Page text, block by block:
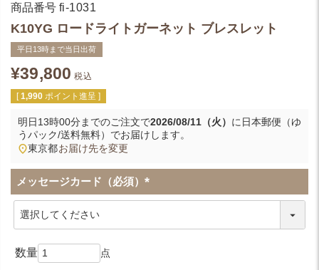
商品番号 fi-1031
K10YG ロードライトガーネット ブレスレット
平日13時まで当日出荷
¥39,800 税込
[ 1,990 ポイント進呈 ]
明日13時00分までのご注文で2026/08/11（火） に 日本郵便（ゆ
うパック/送料無料） でお届けします。
東京都お届け先を変更
メッセージカード（必須）
(